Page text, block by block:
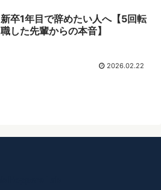
新卒1年目で辞めたい人へ【5回転
職した先輩からの本音】
2026.02.22